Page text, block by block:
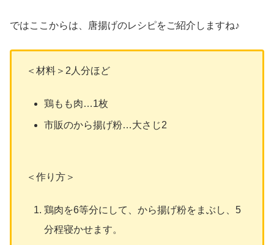
ではここからは、唐揚げのレシピをご紹介しますね♪
＜材料＞2人分ほど
鶏もも肉…1枚
市販のから揚げ粉…大さじ2
＜作り方＞
鶏肉を6等分にして、から揚げ粉をまぶし、5
分程寝かせます。